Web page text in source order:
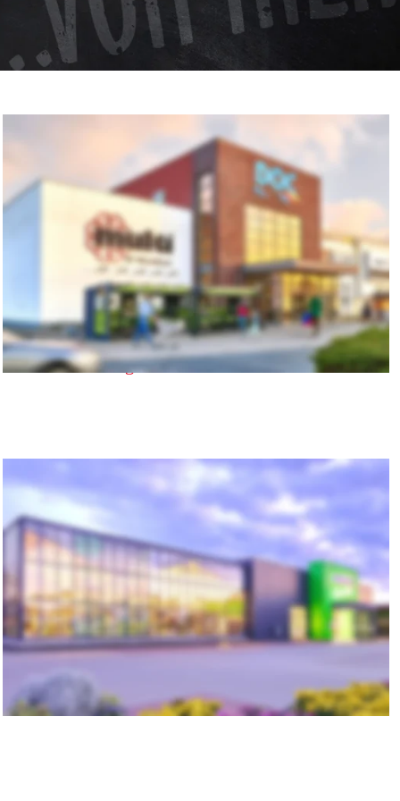
multi Emden im DOC
Thüringer Str. 9 • 26723 Emden
Tel: 04921 91 83 0
Fax: 04921 91 83 419
kontakt.emden@multi-markt.com
Anfahrt - hier klicken
Öffnungszeiten: Mo-Sa: 8-21 Uhr
multi Garten + Freizeit
Ossewg 87 • 26789 Leer
0491 96 06 181
• Fax: 0491 96 06 190
garten@multi-markt.com
Anfahrt - hier klicken
Öffnungszeiten: Mo-Sa: 8-20 Uhr